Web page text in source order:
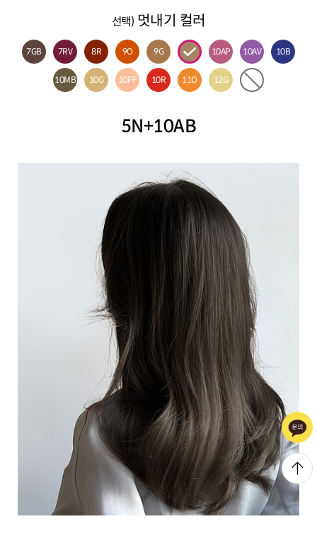
선택) 멋내기 컬러
7GB 7RV 8R 9O 9G 10AP 10AV 10B
10MB 10G 10PF 10R 11O 12G
5N+10AB